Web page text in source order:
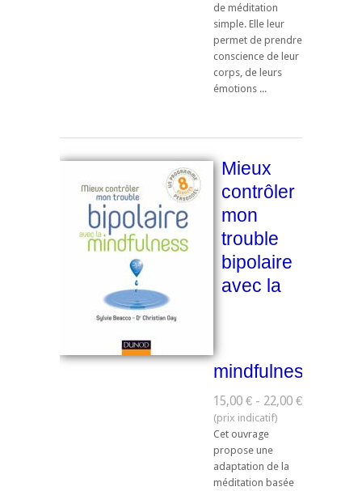
de méditation
simple. Elle leur
permet de prendre
conscience de leur
corps, de leurs
émotions ...
Mieux
contrôler
mon
trouble
bipolaire
avec la
mindfulness
15,00 € - 22,00 €
Cet ouvrage
propose une
adaptation de la
méditation basée